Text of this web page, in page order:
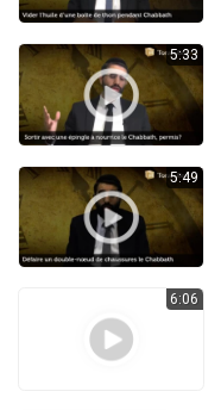
5:33
5:49
6:06